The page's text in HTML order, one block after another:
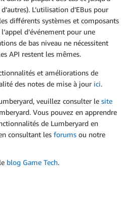
L’utilisation d’EBus pour
différents systèmes et composants
d’événement pour une
de bas niveau ne nécessitent
API restent les mêmes.
et améliorations de
des notes de mise à jour ici.
veuillez consulter le site
Vous pouvez en apprendre
de Lumberyard en
consultant les forums ou notre
blog Game Tech.